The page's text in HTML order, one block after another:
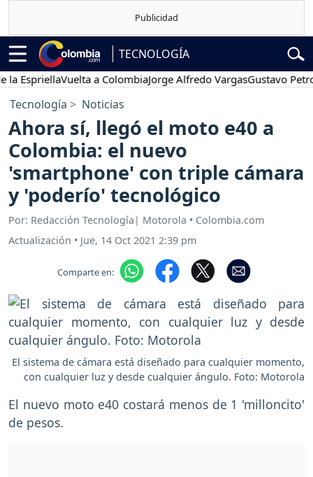
TECNOLOGÍA
Vuelta a ColombiaJorge Alfredo VargasGustavo Petro
Tecnología Noticias
Ahora sí, llegó el moto e40 a
Colombia: el nuevo
'smartphone' con triple cámara
y 'poderío' tecnológico
Por: Redacción Tecnología| Motorola • Colombia.com
Actualización • Jue, 14 Oct 2021 2:39 pm
Comparte en:
El sistema de cámara está diseñado para cualquier momento,
con cualquier luz y desde cualquier ángulo. Foto: Motorola
El nuevo moto e40 costará menos de 1 'milloncito'
de pesos.